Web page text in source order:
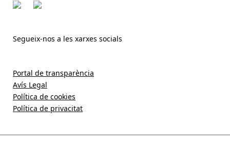
Segueix-nos a les xarxes socials
Portal de transparència
Avís Legal
Política de cookies
Política de privacitat